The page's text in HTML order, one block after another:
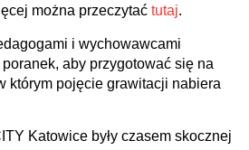
można przeczytać tutaj.
i wychowawcami
aby przygotować się na
którym pojęcie grawitacji nabiera
Katowice były czasem skocznej